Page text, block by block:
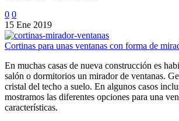
0 0
15 Ene 2019
Cortinas para unas ventanas con forma de
En muchas casas de nueva construcción es
salón o dormitorios un mirador de ventanas.
cristal del techo a suelo. En algunos casos
mostramos las diferentes opciones para una
características.